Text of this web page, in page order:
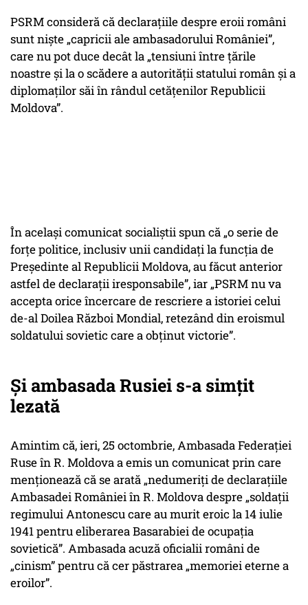
PSRM consideră că declarațiile despre eroii români
sunt niște „capricii ale ambasadorului României”,
care nu pot duce decât la „tensiuni între țările
noastre și la o scădere a autorității statului român și a
diplomaților săi în rândul cetățenilor Republicii
Moldova”.
În același comunicat socialiștii spun că „o serie de
forțe politice, inclusiv unii candidați la funcția de
Președinte al Republicii Moldova, au făcut anterior
astfel de declarații iresponsabile”, iar „PSRM nu va
accepta orice încercare de rescriere a istoriei celui
de-al Doilea Război Mondial, retezând din eroismul
soldatului sovietic care a obținut victorie”.
Și ambasada Rusiei s-a simțit
lezată
Amintim că, ieri, 25 octombrie, Ambasada Federației
Ruse în R. Moldova a emis un comunicat prin care
menționează că se arată „nedumeriți de declarațiile
Ambasadei României în R. Moldova despre „soldații
regimului Antonescu care au murit eroic la 14 iulie
1941 pentru eliberarea Basarabiei de ocupația
sovietică”. Ambasada acuză oficialii români de
„cinism” pentru că cer păstrarea „memoriei eterne a
eroilor”.